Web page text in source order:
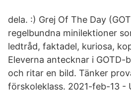
dela. :) Grej Of The Day
regelbundna minilektioner
ledtråd, faktadel, kuriosa,
Eleverna antecknar i GOTD-
och ritar en bild. Tänker
förskoleklass. 2021-feb-13 -